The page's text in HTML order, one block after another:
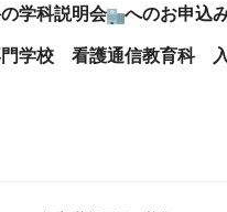
学科説明会 へのお申込
門学校 看護通信教育科